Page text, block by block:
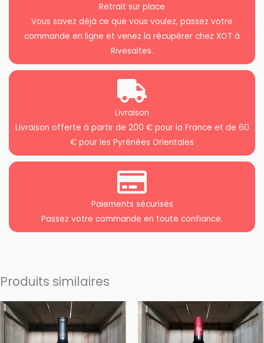
Retrait sur place
Vous savez déjà ce que vous voulez, passez votre
commande en ligne et venez la récupérer chez XOT à
Rivesaltes.
Livraison
Livraison offerte à partir de 200 € pour la France et de 60
€ pour les Pyrénées Orientales
Paiements sécurisés
Passez votre commande en toute confiance.
Produits similaires